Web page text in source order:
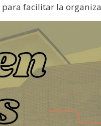
para facilitar la